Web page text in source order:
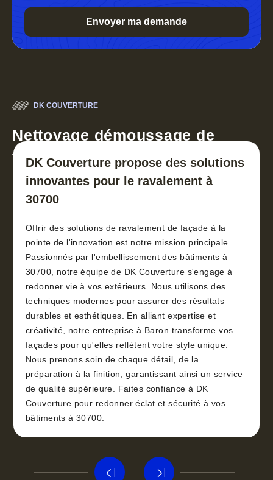
DK COUVERTURE
Nettoyage démoussage de
toiture 30
DK Couverture propose des solutions
innovantes pour le ravalement à
30700
Offrir des solutions de ravalement de façade à la
pointe de l'innovation est notre mission principale.
Passionnés par l'embellissement des bâtiments à
30700, notre équipe de DK Couverture s'engage à
redonner vie à vos extérieurs. Nous utilisons des
techniques modernes pour assurer des résultats
durables et esthétiques. En alliant expertise et
créativité, notre entreprise à Baron transforme vos
façades pour qu'elles reflètent votre style unique.
Nous prenons soin de chaque détail, de la
préparation à la finition, garantissant ainsi un service
de qualité supérieure. Faites confiance à DK
Couverture pour redonner éclat et sécurité à vos
bâtiments à 30700.